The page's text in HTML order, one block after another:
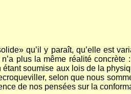
qu’il y paraît, qu’elle est
plus la même réalité
soumise aux lois de la
selon que nous
de nos pensées sur la